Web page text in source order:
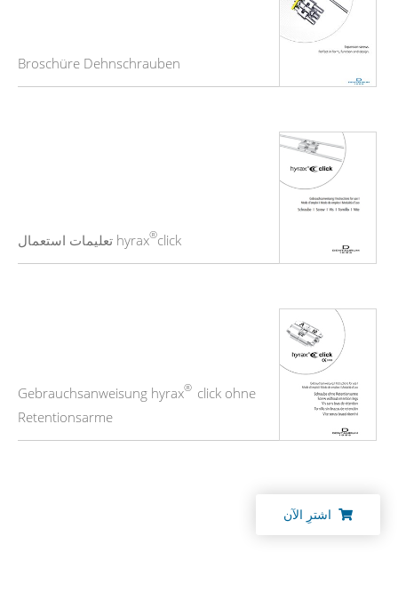
Broschüre Dehnschrauben
hyrax®click تعليمات استعمال
Gebrauchsanweisung hyrax® click ohne
Retentionsarme
اشترِ الآن